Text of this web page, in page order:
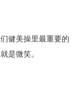
健美操里最重要的
是微笑。